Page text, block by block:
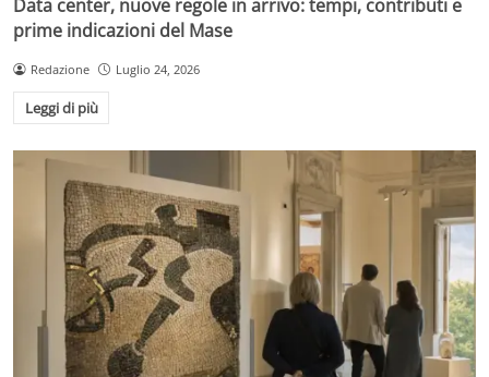
Data center, nuove regole in arrivo: tempi, contributi e
prime indicazioni del Mase
Redazione Luglio 24, 2026
Leggi di più